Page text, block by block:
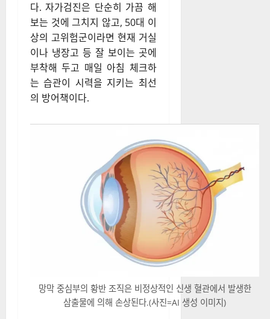
다. 자가검진은 단순히 가끔 해
보는 것에 그치지 않고, 50대 이
상의 고위험군이라면 현재 거실
이나 냉장고 등 잘 보이는 곳에
부착해 두고 매일 아침 체크하
는 습관이 시력을 지키는 최선
의 방어책이다.
망막 중심부의 황반 조직은 비정상적인 신생 혈관에서 발생한
삼출물에 의해 손상된다.(사진=AI 생성 이미지)